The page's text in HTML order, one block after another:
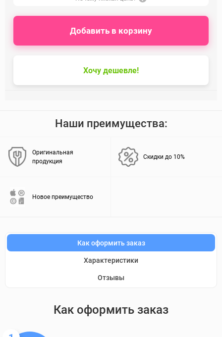
Хочу дешевле!
Добавить в корзину
Наши преимущества:
Оригинальная
продукция
Скидки до 10%
Новое преимущество
Как оформить заказ
Характеристики
Отзывы
Как оформить заказ